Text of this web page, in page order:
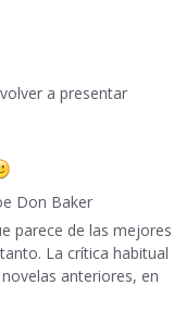
a presentar
Don Baker
parece de las mejores
La crítica habitual
anteriores, en